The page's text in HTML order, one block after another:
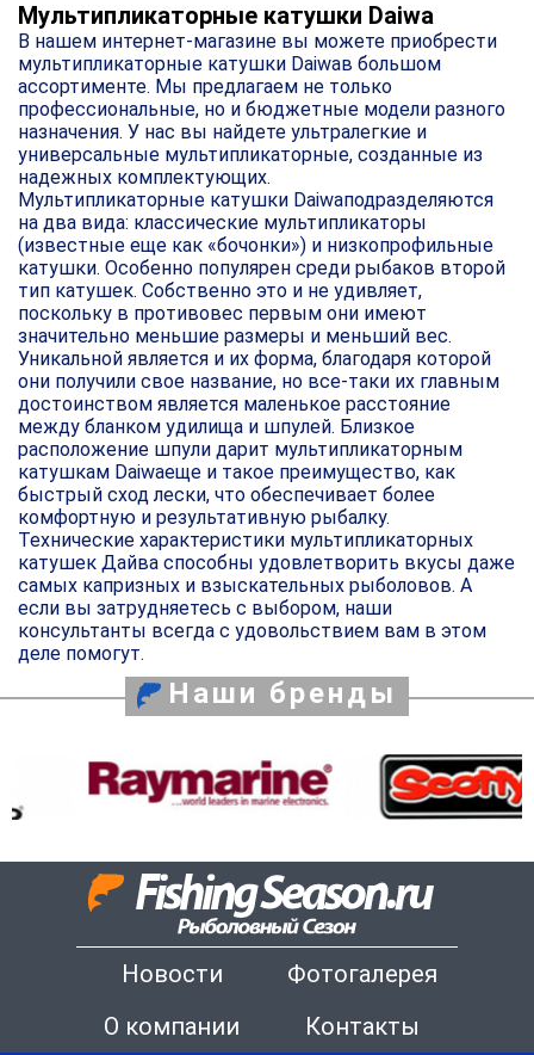
Мультипликаторные катушки Daiwa
В нашем интернет-магазине вы можете приобрести
мультипликаторные катушки Daiwaв большом
ассортименте. Мы предлагаем не только
профессиональные, но и бюджетные модели разного
назначения. У нас вы найдете ультралегкие и
универсальные мультипликаторные, созданные из
надежных комплектующих.
Мультипликаторные катушки Daiwaподразделяются
на два вида: классические мультипликаторы
(известные еще как «бочонки») и низкопрофильные
катушки. Особенно популярен среди рыбаков второй
тип катушек. Собственно это и не удивляет,
поскольку в противовес первым они имеют
значительно меньшие размеры и меньший вес.
Уникальной является и их форма, благодаря которой
они получили свое название, но все-таки их главным
достоинством является маленькое расстояние
между бланком удилища и шпулей. Близкое
расположение шпули дарит мультипликаторным
катушкам Daiwaеще и такое преимущество, как
быстрый сход лески, что обеспечивает более
комфортную и результативную рыбалку.
Технические характеристики мультипликаторных
катушек Дайва способны удовлетворить вкусы даже
самых капризных и взыскательных рыболовов. А
если вы затрудняетесь с выбором, наши
консультанты всегда с удовольствием вам в этом
деле помогут.
Наши бренды
Новости
Фотогалерея
О компании
Контакты